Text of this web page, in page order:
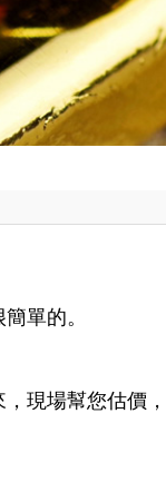
單的。
現場幫您估價